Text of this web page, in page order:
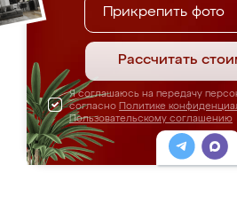
Прикрепить фото
Рассчитать
Я соглашаюсь на передачу
согласно Политике
Пользовательскому соглашению